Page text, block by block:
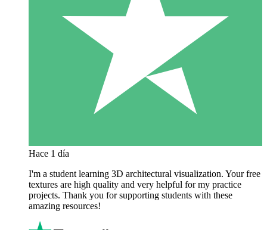
Hace 1 día
I'm a student learning 3D architectural visualization. Your free
textures are high quality and very helpful for my practice
projects. Thank you for supporting students with these
amazing resources!